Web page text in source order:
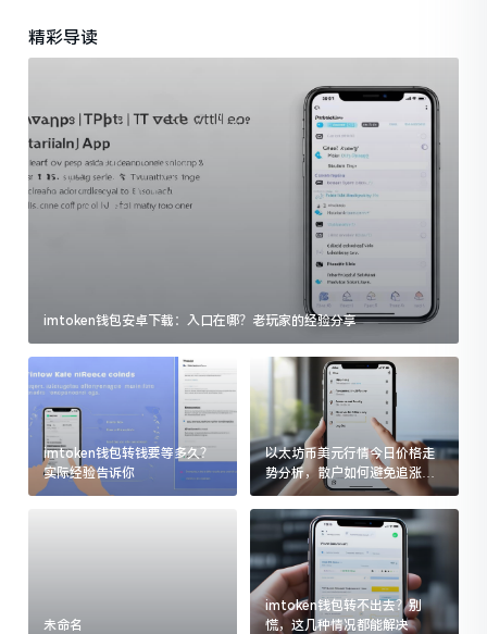
精彩导读
imtoken钱包安卓下载：入口在哪？老玩家的经验分享
imtoken钱包转钱要等多久？
实际经验告诉你
以太坊币美元行情今日价格走
势分析，散户如何避免追涨杀
跌被套牢
未命名
imtoken钱包转不出去？别
慌，这几种情况都能解决